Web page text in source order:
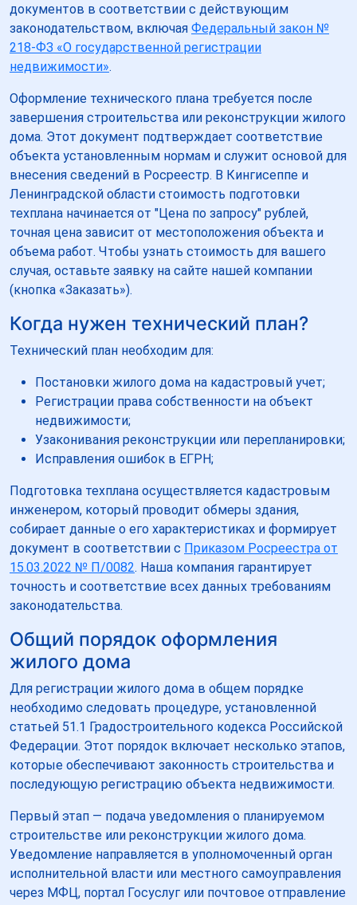
документов в соответствии с действующим
законодательством, включая Федеральный закон №
218-ФЗ «О государственной регистрации
недвижимости».
Оформление технического плана требуется после
завершения строительства или реконструкции жилого
дома. Этот документ подтверждает соответствие
объекта установленным нормам и служит основой для
внесения сведений в Росреестр. В Кингисеппе и
Ленинградской области стоимость подготовки
техплана начинается от "Цена по запросу" рублей,
точная цена зависит от местоположения объекта и
объема работ. Чтобы узнать стоимость для вашего
случая, оставьте заявку на сайте нашей компании
(кнопка «Заказать»).
Когда нужен технический план?
Технический план необходим для:
Постановки жилого дома на кадастровый учет;
Регистрации права собственности на объект
недвижимости;
Узаконивания реконструкции или перепланировки;
Исправления ошибок в ЕГРН;
Подготовка техплана осуществляется кадастровым
инженером, который проводит обмеры здания,
собирает данные о его характеристиках и формирует
документ в соответствии с Приказом Росреестра от
15.03.2022 № П/0082. Наша компания гарантирует
точность и соответствие всех данных требованиям
законодательства.
Общий порядок оформления
жилого дома
Для регистрации жилого дома в общем порядке
необходимо следовать процедуре, установленной
статьей 51.1 Градостроительного кодекса Российской
Федерации. Этот порядок включает несколько этапов,
которые обеспечивают законность строительства и
последующую регистрацию объекта недвижимости.
Первый этап — подача уведомления о планируемом
строительстве или реконструкции жилого дома.
Уведомление направляется в уполномоченный орган
исполнительной власти или местного самоуправления
через МФЦ, портал Госуслуг или почтовое отправление